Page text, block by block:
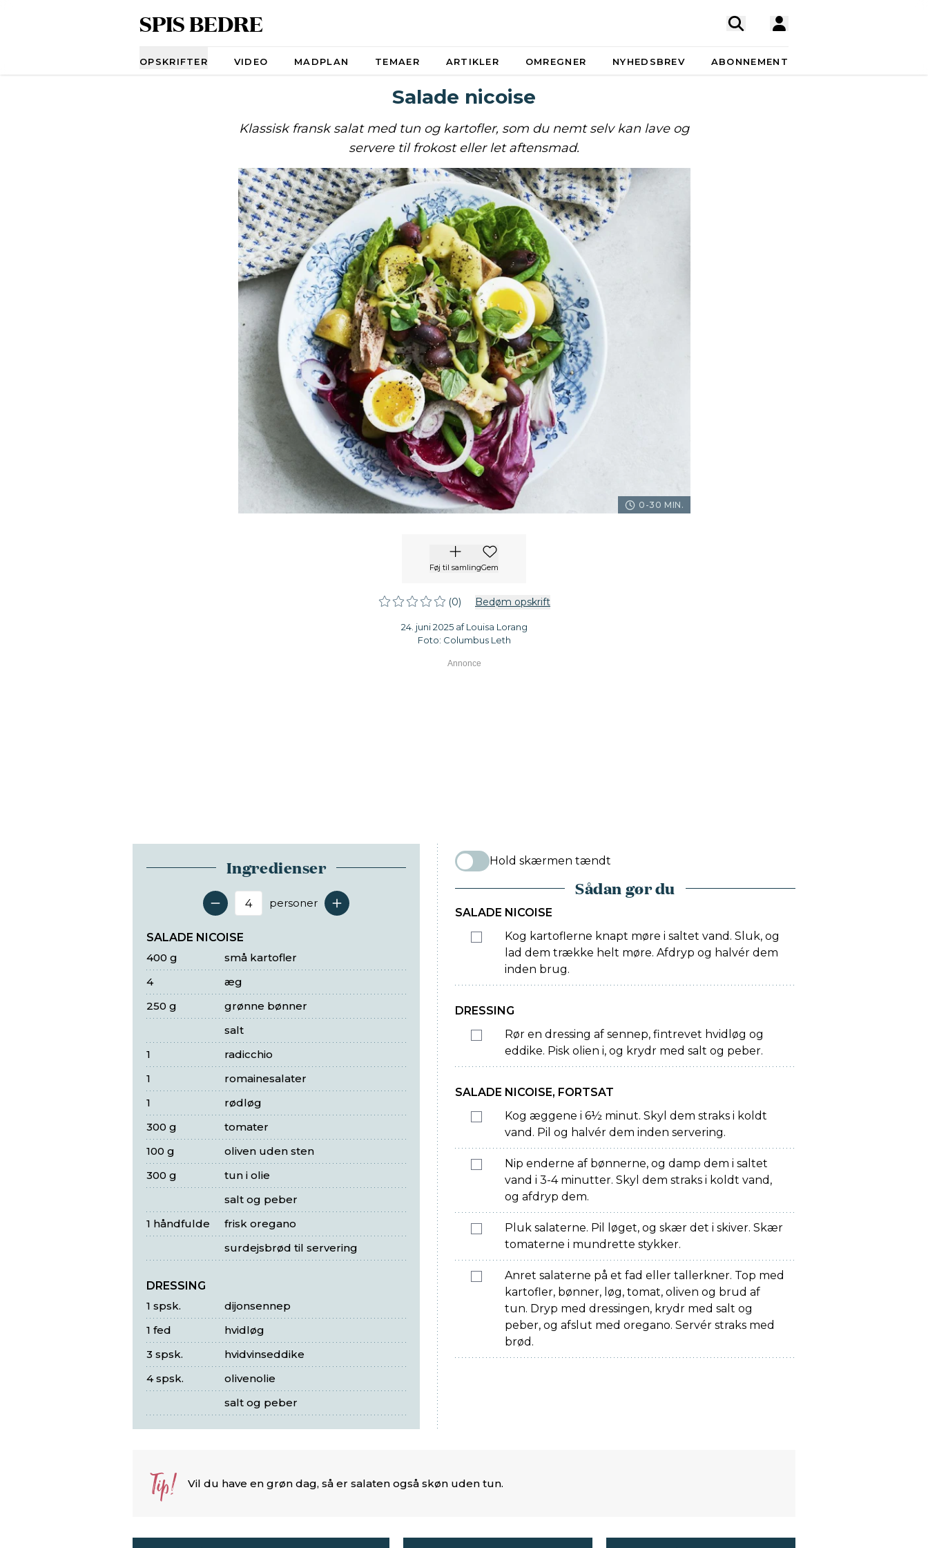
SPIS BEDRE
OPSKRIFTER VIDEO MADPLAN TEMAER ARTIKLER OMREGNER NYHEDSBREV ABONNEMENT
Salade nicoise
Klassisk fransk salat med tun og kartofler, som du nemt selv kan lave og
servere til frokost eller let aftensmad.
0-30 MIN.
Føj til samlingGem
(0) Bedøm opskrift
24. juni 2025 af Louisa Lorang
Foto: Columbus Leth
Ingredienser
Antal serveringer
personer
SALADE NICOISE
små kartofler
400 g
æg
4
grønne bønner
250 g
salt
radicchio
1
romainesalater
1
rødløg
1
tomater
300 g
oliven uden sten
100 g
tun i olie
300 g
salt og peber
frisk oregano
1 håndfulde
surdejsbrød til servering
DRESSING
dijonsennep
1 spsk.
hvidløg
1 fed
hvidvinseddike
3 spsk.
olivenolie
4 spsk.
salt og peber
Hold skærmen tændt
Sådan gør du
SALADE NICOISE
Kog kartoflerne knapt møre i saltet vand. Sluk, og
lad dem trække helt møre. Afdryp og halvér dem
inden brug.
DRESSING
Rør en dressing af sennep, fintrevet hvidløg og
eddike. Pisk olien i, og krydr med salt og peber.
SALADE NICOISE, FORTSAT
Kog æggene i 6½ minut. Skyl dem straks i koldt
vand. Pil og halvér dem inden servering.
Nip enderne af bønnerne, og damp dem i saltet
vand i 3-4 minutter. Skyl dem straks i koldt vand,
og afdryp dem.
Pluk salaterne. Pil løget, og skær det i skiver. Skær
tomaterne i mundrette stykker.
Anret salaterne på et fad eller tallerkner. Top med
kartofler, bønner, løg, tomat, oliven og brud af
tun. Dryp med dressingen, krydr med salt og
peber, og afslut med oregano. Servér straks med
brød.
Tip! Vil du have en grøn dag, så er salaten også skøn uden tun.